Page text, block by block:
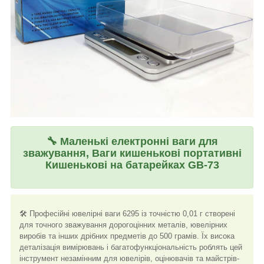
🔧 Маленькі електронні ваги для
зважування, Ваги кишенькові портативні
Кишенькові на батарейках GB-73
🛠️ Професійні ювелірні ваги 6295 із точністю 0,01 г створені
для точного зважування дорогоцінних металів, ювелірних
виробів та інших дрібних предметів до 500 грамів. Їх висока
деталізація вимірювань і багатофункціональність роблять цей
інструмент незамінним для ювелірів, оцінювачів та майстрів-